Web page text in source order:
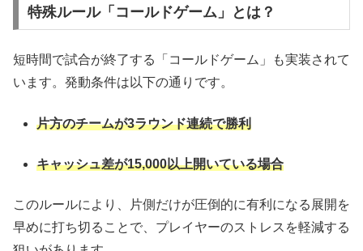
特殊ルール「コールドゲーム」とは？
短時間で試合が終了する「コールドゲーム」も実装されて
います。発動条件は以下の通りです。
片方のチームが3ラウンド連続で勝利
キャッシュ差が15,000以上開いている場合
このルールにより、片側だけが圧倒的に有利になる展開を
早めに打ち切ることで、プレイヤーのストレスを軽減する